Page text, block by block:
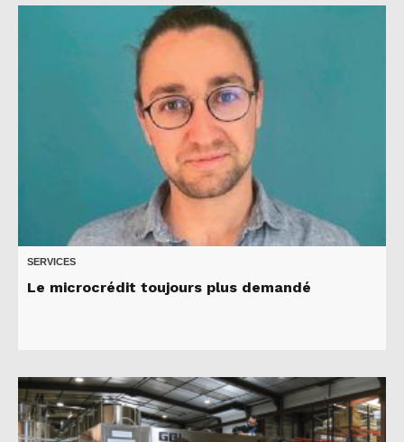
SERVICES
Le microcrédit toujours plus demandé